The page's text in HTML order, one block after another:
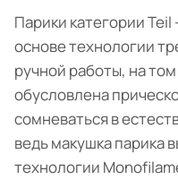
Парики категории
основе технологии
ручной работы, на
обусловлена
сомневаться в
ведь макушка парика
технологии